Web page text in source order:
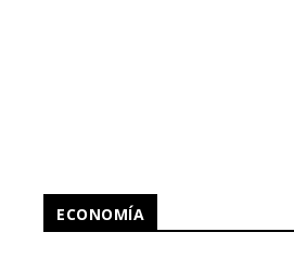
ECONOMÍA